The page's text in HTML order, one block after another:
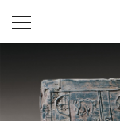
参观
电子邮箱：